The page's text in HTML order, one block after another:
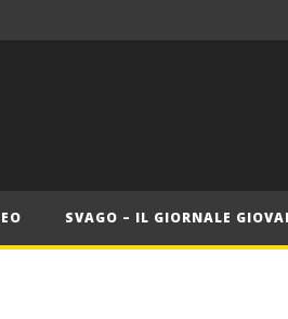
SVAGO – IL GIORNALE